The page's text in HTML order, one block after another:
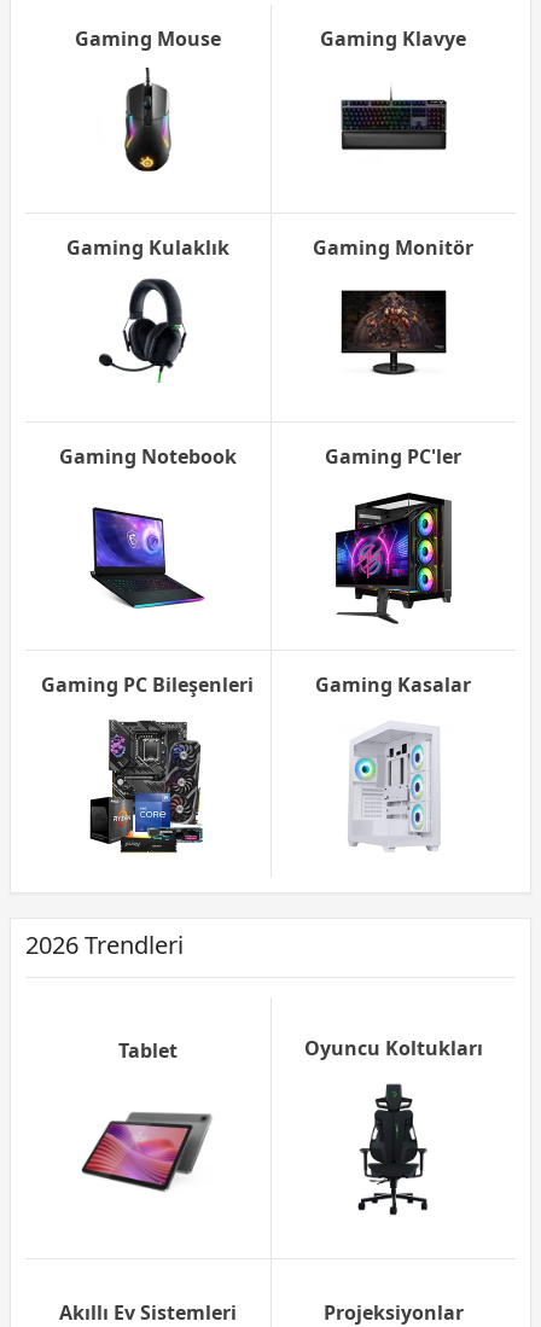
Gaming Mouse Gaming Klavye
Gaming Kulaklık Gaming Monitör
Gaming Notebook Gaming PC'ler
Gaming PC Bileşenleri Gaming Kasalar
2026 Trendleri
Tablet
Akıllı Ev Sistemleri
Oyuncu Koltukları
Projeksiyonlar